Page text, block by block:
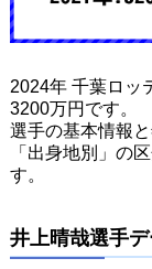
2024年 千葉ロッ
3200万円です。
選手の基本情報
「出身地別」の
す。
井上晴哉選手デ